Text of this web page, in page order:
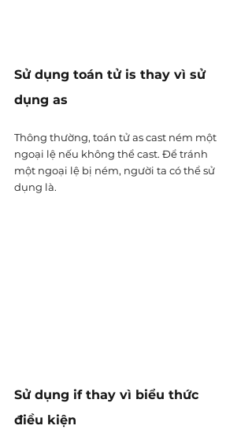
Sử dụng toán tử is thay vì sử
dụng as
Thông thường, toán tử as cast ném một
ngoại lệ nếu không thể cast. Để tránh
một ngoại lệ bị ném, người ta có thể sử
dụng là.
Sử dụng if thay vì biểu thức
điều kiện